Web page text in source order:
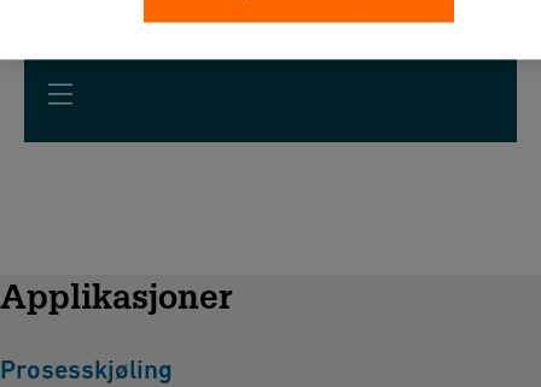
Applikasjoner
Prosesskjøling